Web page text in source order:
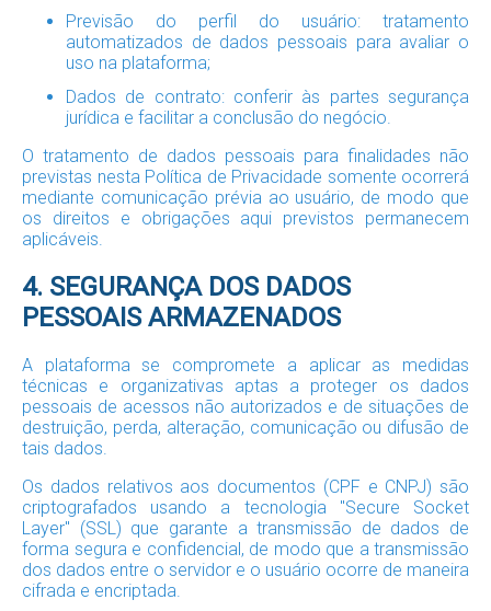
Previsão do perfil do usuário: tratamento
automatizados de dados pessoais para avaliar o
uso na plataforma;
Dados de contrato: conferir às partes segurança
jurídica e facilitar a conclusão do negócio.
O tratamento de dados pessoais para finalidades não
previstas nesta Política de Privacidade somente ocorrerá
mediante comunicação prévia ao usuário, de modo que
os direitos e obrigações aqui previstos permanecem
aplicáveis.
4. SEGURANÇA DOS DADOS
PESSOAIS ARMAZENADOS
A plataforma se compromete a aplicar as medidas
técnicas e organizativas aptas a proteger os dados
pessoais de acessos não autorizados e de situações de
destruição, perda, alteração, comunicação ou difusão de
tais dados.
Os dados relativos aos documentos (CPF e CNPJ) são
criptografados usando a tecnologia "Secure Socket
Layer" (SSL) que garante a transmissão de dados de
forma segura e confidencial, de modo que a transmissão
dos dados entre o servidor e o usuário ocorre de maneira
cifrada e encriptada.